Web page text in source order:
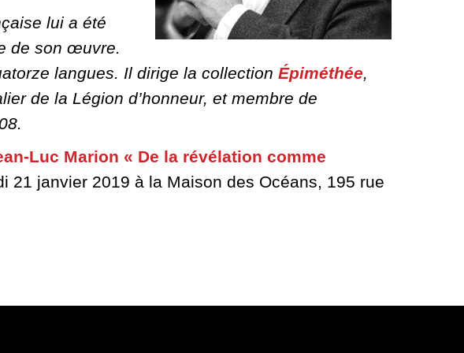
lui a été
de son œuvre.
langues. Il dirige la collection Épiméthée,
de la Légion d’honneur, et membre de
Luc Marion « De la révélation comme
21 janvier 2019 à la Maison des Océans, 195 rue